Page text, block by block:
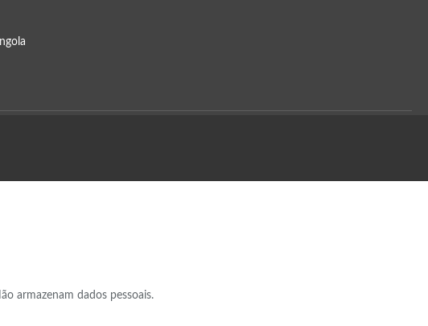
armazenam dados pessoais.